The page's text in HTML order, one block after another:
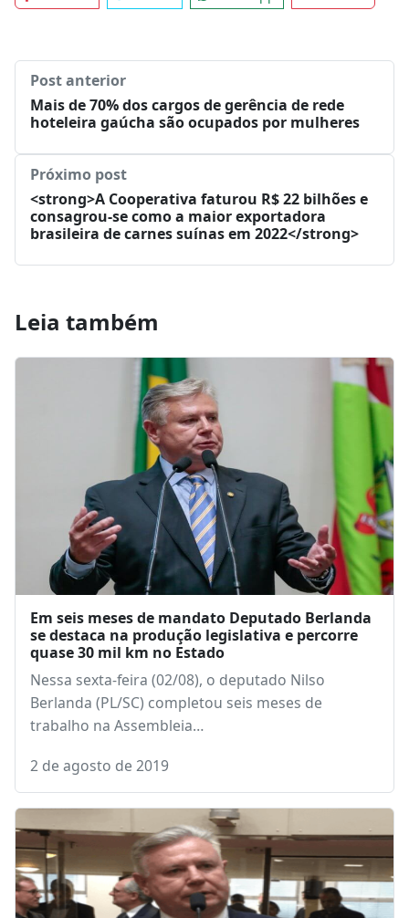
Post anterior
Mais de 70% dos cargos de gerência de rede
hoteleira gaúcha são ocupados por mulheres
Próximo post
<strong>A Cooperativa faturou R$ 22 bilhões e
consagrou-se como a maior exportadora
brasileira de carnes suínas em 2022</strong>
Leia também
Em seis meses de mandato Deputado Berlanda
se destaca na produção legislativa e percorre
quase 30 mil km no Estado
Nessa sexta-feira (02/08), o deputado Nilso
Berlanda (PL/SC) completou seis meses de
trabalho na Assembleia…
2 de agosto de 2019